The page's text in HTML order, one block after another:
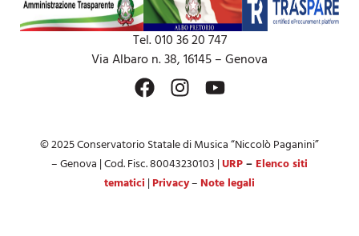
Tel. 010 36 20 747
Via Albaro n. 38, 16145 – Genova
© 2025 Conservatorio Statale di Musica “Niccolò Paganini”
– Genova | Cod. Fisc. 80043230103 |URP– Elenco siti
tematici | Privacy– Note legali